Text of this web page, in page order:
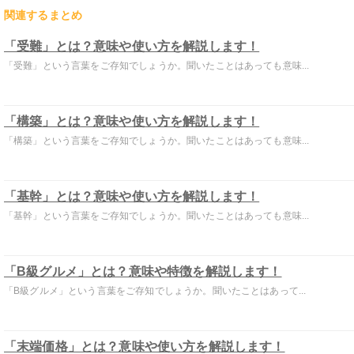
関連するまとめ
「受難」とは？意味や使い方を解説します！
「受難」という言葉をご存知でしょうか。聞いたことはあっても意味...
「構築」とは？意味や使い方を解説します！
「構築」という言葉をご存知でしょうか。聞いたことはあっても意味...
「基幹」とは？意味や使い方を解説します！
「基幹」という言葉をご存知でしょうか。聞いたことはあっても意味...
「B級グルメ」とは？意味や特徴を解説します！
「B級グルメ」という言葉をご存知でしょうか。聞いたことはあって...
「末端価格」とは？意味や使い方を解説します！